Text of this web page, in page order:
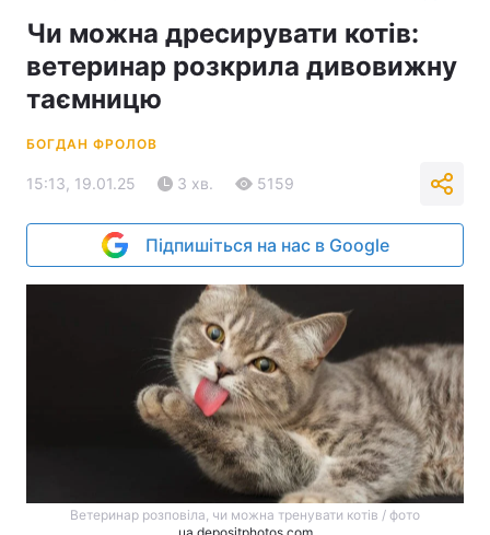
Чи можна дресирувати котів:
ветеринар розкрила дивовижну
таємницю
БОГДАН ФРОЛОВ
15:13, 19.01.25 3 хв. 5159
Підпишіться на нас в Google
Ветеринар розповіла, чи можна тренувати котів / фото